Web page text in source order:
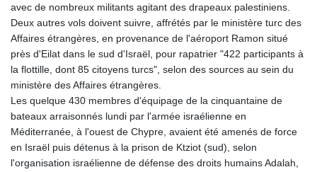
avec de nombreux militants agitant des drapeaux palestiniens.
Deux autres vols doivent suivre, affrétés par le ministère turc des
Affaires étrangères, en provenance de l'aéroport Ramon situé
près d'Eilat dans le sud d'Israël, pour rapatrier "422 participants à
la flottille, dont 85 citoyens turcs", selon des sources au sein du
ministère des Affaires étrangères.
Les quelque 430 membres d'équipage de la cinquantaine de
bateaux arraisonnés lundi par l'armée israélienne en
Méditerranée, à l'ouest de Chypre, avaient été amenés de force
en Israël puis détenus à la prison de Ktziot (sud), selon
l'organisation israélienne de défense des droits humains Adalah,